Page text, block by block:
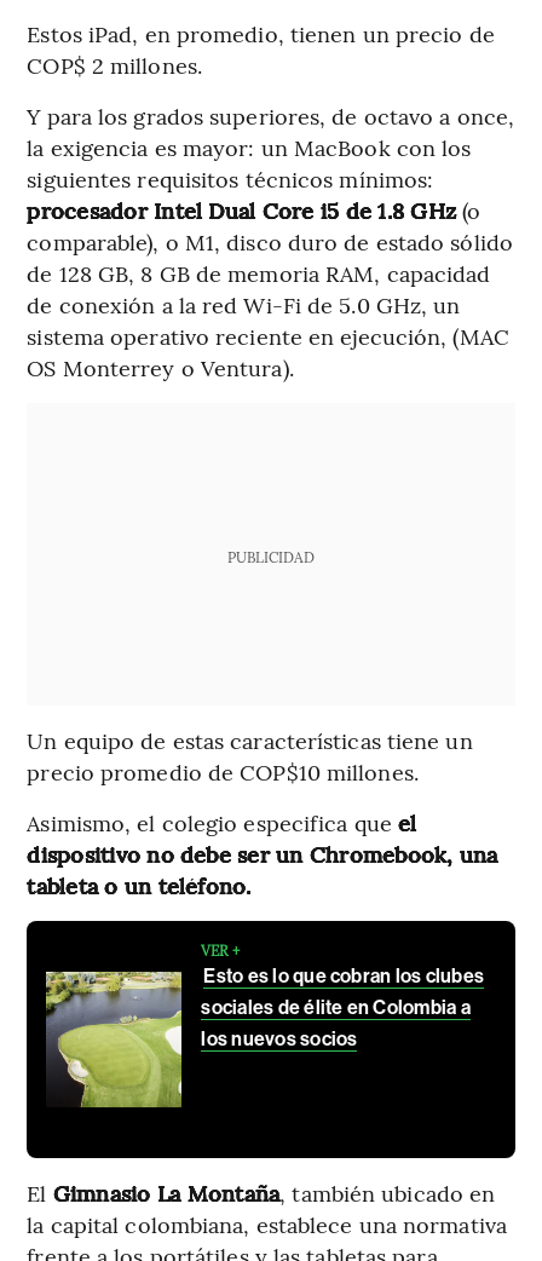
Estos iPad, en promedio, tienen un precio de
COP$ 2 millones.
Y para los grados superiores, de octavo a once,
la exigencia es mayor: un MacBook con los
siguientes requisitos técnicos mínimos:
procesador Intel Dual Core i5 de 1.8 GHz(o
comparable), o M1, disco duro de estado sólido
de 128 GB, 8 GB de memoria RAM, capacidad
de conexión a la red Wi-Fi de 5.0 GHz, un
sistema operativo reciente en ejecución, (MAC
OS Monterrey o Ventura).
PUBLICIDAD
Un equipo de estas características tiene un
precio promedio de COP$10 millones.
Asimismo, el colegio especifica que el
dispositivo no debe ser un Chromebook, una
tableta o un teléfono.
VER +
Esto es lo que cobran los clubes
sociales de élite en Colombia a
los nuevos socios
El Gimnasio La Montaña, también ubicado en
la capital colombiana, establece una normativa